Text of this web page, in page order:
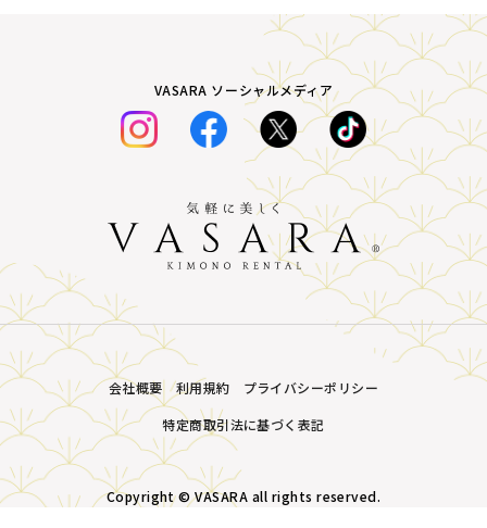
VASARA ソーシャルメディア
会社概要 利用規約
プライバシーポリシー
特定商取引法に基づく表記
Copyright © VASARA all rights reserved.